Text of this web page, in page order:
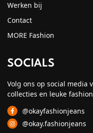
Werken bij
Contact
MORE Fashion
SOCIALS
Volg ons op social media
collecties en leuke
@okayfashionjeans
@okay.fashionjeans